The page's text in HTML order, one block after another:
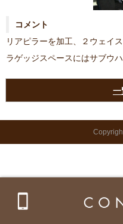
コメント
リアピラーを加工、２ウェイ
ラゲッジスペースにはサブウ
一